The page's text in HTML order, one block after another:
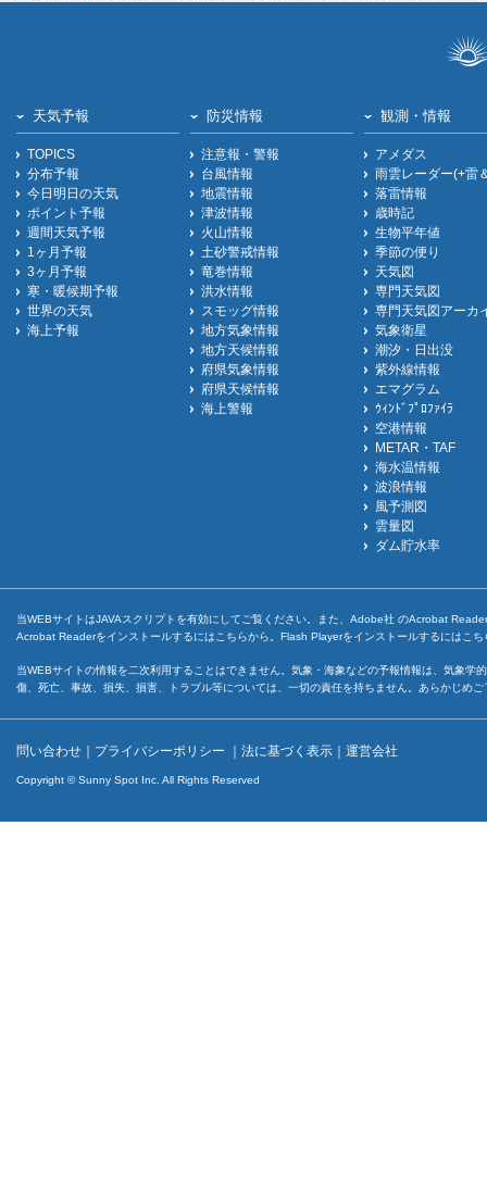
天気予報
TOPICS
分布予報
今日明日の天気
ポイント予報
週間天気予報
1ヶ月予報
3ヶ月予報
寒・暖候期予報
世界の天気
海上予報
防災情報
注意報・警報
台風情報
地震情報
津波情報
火山情報
土砂警戒情報
竜巻情報
洪水情報
スモッグ情報
地方気象情報
地方天候情報
府県気象情報
府県天候情報
海上警報
観測・情報
アメダス
雨雲レーダー(+雷
落雷情報
歳時記
生物平年値
季節の便り
天気図
専門天気図
専門天気図アーカ
気象衛星
潮汐・日出没
紫外線情報
エマグラム
ｳｨﾝﾄﾞﾌﾟﾛﾌｧｲﾗ
空港情報
METAR・TAF
海水温情報
波浪情報
風予測図
雲量図
ダム貯水率
当WEBサイトはJAVAスクリプトを有効にしてご覧ください。また、Adobe社 のAcrobat
Acrobat Readerをインストールするには こちらから。Flash Playerをインストールするには こち
当WEBサイトの情報を二次利用することはできません。気象・海象などの予報情報は、気象
傷、死亡、事故、損失、損害、トラブル等については、一切の責任を持ちません。あらかじめ
問い合わせ ｜ プライバシーポリシー ｜ 法に基づく表示 ｜ 運営会社
Copyright © Sunny Spot Inc. All Rights Reserved